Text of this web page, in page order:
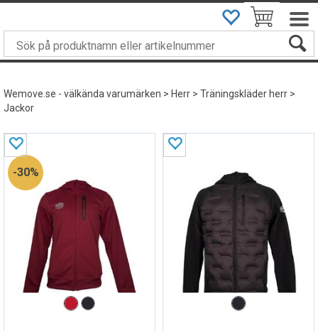
Wemove.se - välkända varumärken>Herr>Träningskläder herr>
Jackor
30%